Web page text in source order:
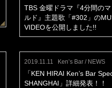
TBS 金曜ドラマ『4分間の
ルド』主題歌「#302」の
VIDEOを公開しました!!
2019.11.11 Ken’s Bar / NEWS
「KEN HIRAI Ken’s Bar
SHANGHAI」詳細発表！！